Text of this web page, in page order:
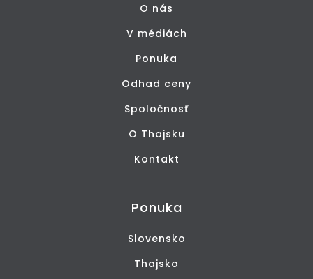
O nás
V médiách
Ponuka
Odhad ceny
Spoločnosť
O Thajsku
Kontakt
Ponuka
Slovensko
Thajsko